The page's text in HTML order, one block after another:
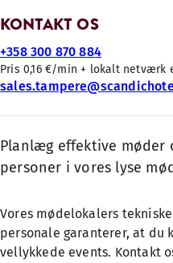
KONTAKT OS
+358 300 870 884
Pris 0,16 €/min + lokalt netværk
Planlæg effektive møder
personer i vores lyse
Vores mødelokalers
personale garanterer, at du
vellykkede events. Kontakt